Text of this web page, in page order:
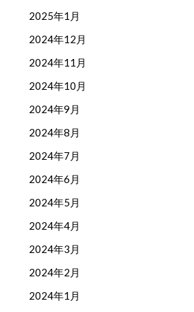
2025年1月
2024年12月
2024年11月
2024年10月
2024年9月
2024年8月
2024年7月
2024年6月
2024年5月
2024年4月
2024年3月
2024年2月
2024年1月